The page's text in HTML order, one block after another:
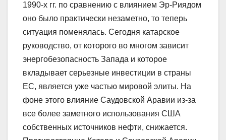
1990-х гг. по сравнению с влиянием Эр-Риядом
оно было практически незаметно, то теперь
ситуация поменялась. Сегодня катарское
руководство, от которого во многом зависит
энергобезопасность Запада и которое
вкладывает серьезные инвестиции в страны
ЕС, является уже частью мировой элиты. На
фоне этого влияние Саудовской Аравии из-за
все более заметного использования США
собственных источников нефти, снижается.